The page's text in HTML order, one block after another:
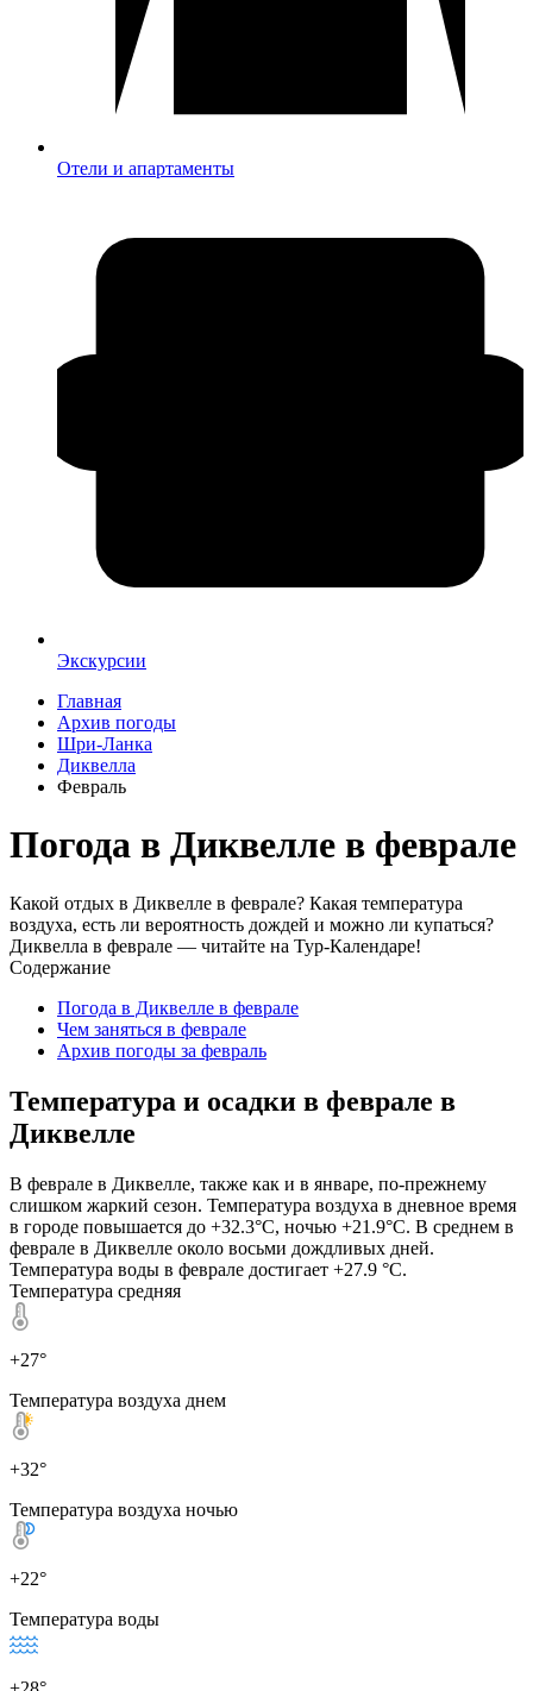
Отели и апартаменты
Экскурсии
Главная
Архив погоды
Шри-Ланка
Диквелла
Февраль
Погода в Диквелле в феврале
Какой отдых в Диквелле в феврале? Какая температура
воздуха, есть ли вероятность дождей и можно ли купаться?
Диквелла в феврале — читайте на Тур-Календаре!
Содержание
Погода в Диквелле в феврале
Чем заняться в феврале
Архив погоды за февраль
Температура и осадки в феврале в
Диквелле
В феврале в Диквелле, также как и в январе, по-прежнему
слишком жаркий сезон. Температура воздуха в дневное время
в городе повышается до +32.3°C, ночью +21.9°C. В среднем в
феврале в Диквелле около восьми дождливых дней.
Температура воды в феврале достигает +27.9 °C.
Температура средняя
+27°
Температура воздуха днем
+32°
Температура воздуха ночью
+22°
Температура воды